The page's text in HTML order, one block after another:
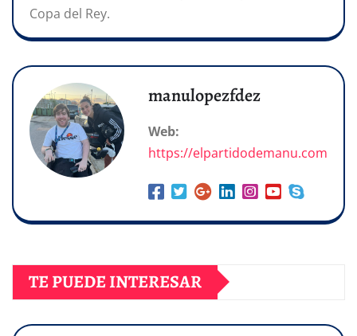
Copa del Rey.
manulopezfdez
Web:
https://elpartidodemanu.com
TE PUEDE INTERESAR